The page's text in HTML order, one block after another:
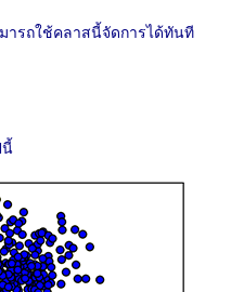
ารถใช้คลาสนี้จัดการได้ทันที
นี้